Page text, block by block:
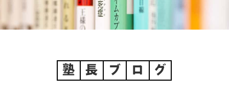
塾 長 ブ ロ グ